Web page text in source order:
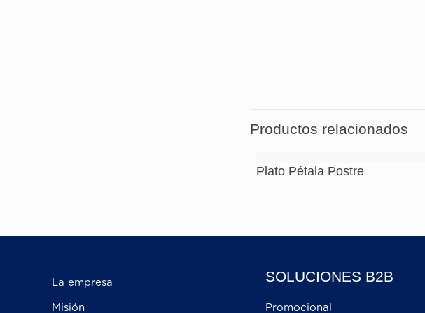
Productos relacionados
Plato Pétala Postre
La empresa
Misión
SOLUCIONES B2B
Promocional